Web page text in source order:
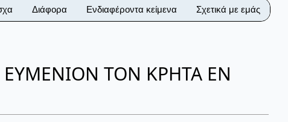
Διάφορα Ενδιαφέροντα κείμενα Σχετικά με εμάς
ΤΟΝ ΚΡΗΤΑ ΕΝ